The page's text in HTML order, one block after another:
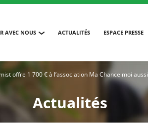
AVEC NOUS ACTUALITÉS ESPACE PRESSE
offre 1 700 € à l’association Ma Chance moi aussi
Actualités